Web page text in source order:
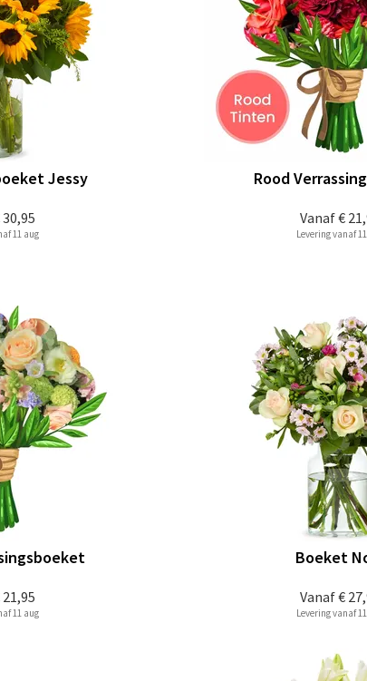
30,95
Jessy
11 aug
Vanaf€
Rood
Levering vanaf
21,95
11 aug
Vanaf€
Boeket
Levering vanaf